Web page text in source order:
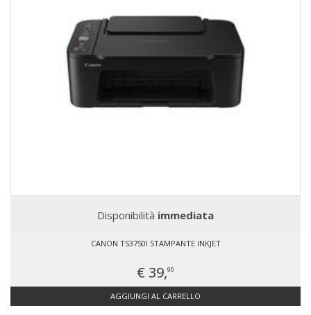
Disponibilità immediata
CANON TS3750I STAMPANTE INKJET
€ 39,90
AGGIUNGI AL CARRELLO